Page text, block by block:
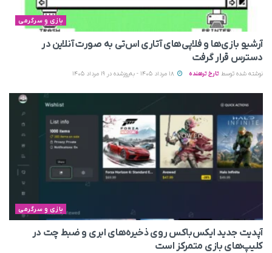
بازی و سرگرمی
آرشیو بازی‌ها و فلاپی‌های آتاری اس‌تی به‌ صورت آنلاین در
دسترس قرار گرفت
نوشته شده توسط تارخ ترهنده
بازی و سرگرمی
آپدیت جدید ایکس‌باکس روی ذخیره‌های ابری و ضبط چت در
کلیپ‌های بازی متمرکز است